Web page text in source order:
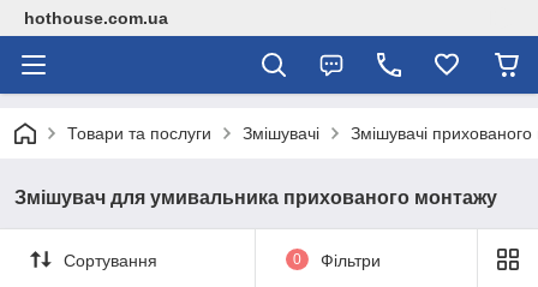
hothouse.com.ua
Товари та послуги Змішувачі Змішувачі
Змішувач для умивальника прихованого монтажу
Сортування 0 Фільтри